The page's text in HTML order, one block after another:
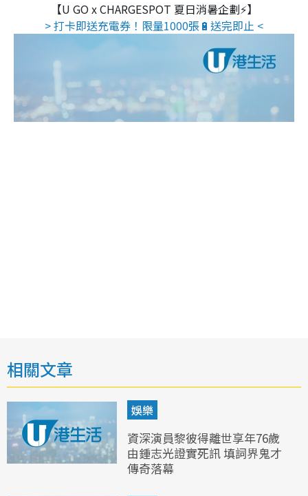
【U GO x CHARGESPOT 夏日消暑企劃⚡】
> 打卡即送充電券！限量1000張🔋送完即止 <
相關文章
娛樂
資深演員黎彼得離世享年76歲
由鍾志光證實死訊 填詞界鬼才
傳奇落幕